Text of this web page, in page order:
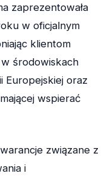
zaprezentowała
w oficjalnym
klientom
środowiskach
Europejskiej oraz
wspierać
związane z
i